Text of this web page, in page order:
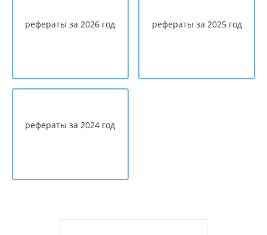
рефераты за 2026 год рефераты за 2025 год
рефераты за 2024 год